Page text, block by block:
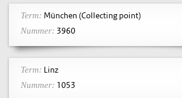
Term: München (Collecting point)
Nummer: 3960
Term: Linz
Nummer: 1053